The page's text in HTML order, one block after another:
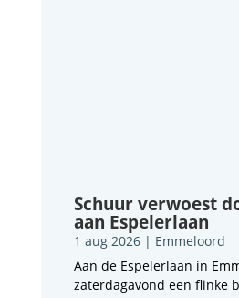
Schuur verwoest
aan Espelerlaan
1 aug 2026| Emmeloord
Aan de Espelerlaan in
zaterdagavond een flinke